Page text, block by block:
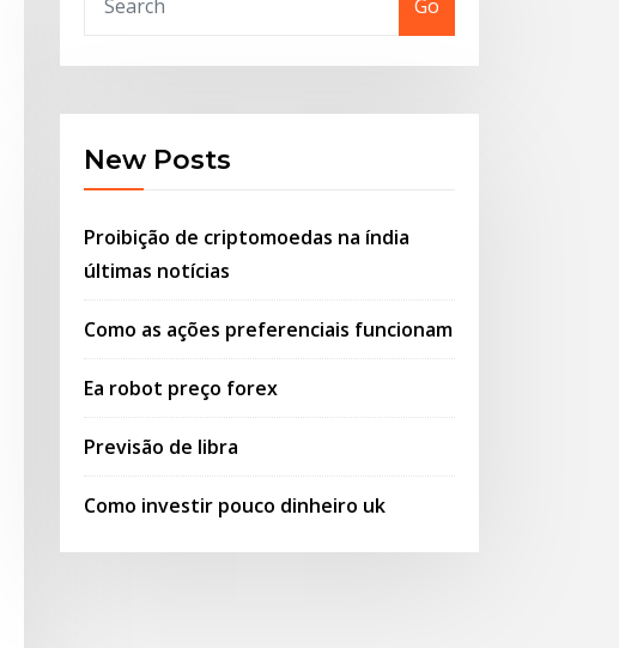
Go
New Posts
Proibição de criptomoedas na índia
últimas notícias
Como as ações preferenciais funcionam
Ea robot preço forex
Previsão de libra
Como investir pouco dinheiro uk